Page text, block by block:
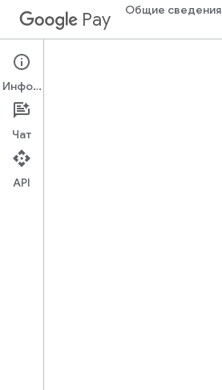
Pay Общие сведения
Google Pay for Passes
Главная страница
Информация
Чат
API